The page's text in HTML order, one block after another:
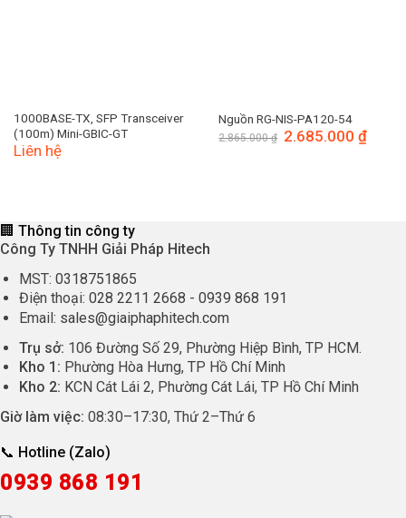
1000BASE-TX, SFP Transceiver
(100m) Mini-GBIC-GT
Liên hệ
Nguồn RG-NIS-PA120-54
2.865.000₫ Giá
gốc
2.685.000 ₫Giá
🏢 Thông tin công ty
Công Ty TNHH Giải Pháp Hitech
MST: 0318751865
Điện thoại: 028 2211 2668 - 0939 868 191
Email: sales@giaiphaphitech.com
Trụ sở: 106 Đường Số 29, Phường Hiệp Bình, TP HCM.
Kho 1: Phường Hòa Hưng, TP Hồ Chí Minh
Kho 2: KCN Cát Lái 2, Phường Cát Lái, TP Hồ Chí Minh
Giờ làm việc: 08:30–17:30, Thứ 2–Thứ 6
📞 Hotline (Zalo)
0939 868 191